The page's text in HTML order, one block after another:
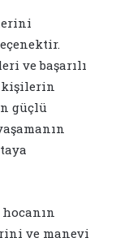
ve başarılı
kişilerin
güçlü
ve manevi